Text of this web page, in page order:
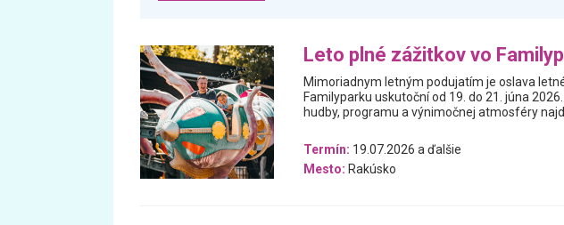
Leto plné zážitkov vo
Mimoriadnym letným podujatím je oslava
Familyparku uskutoční od 19. do 21. júna
hudby, programu a výnimočnej atmosféry
Termín: 19.07.2026 a ďalšie
Mesto: Rakúsko